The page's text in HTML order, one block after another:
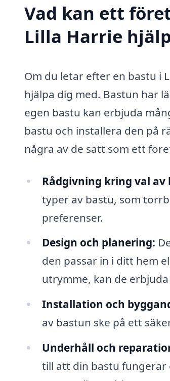
Vad kan ett
Lilla Harrie
Om du letar efter en bastu i
hjälpa dig med. Bastun har
egen bastu kan erbjuda
bastu och installera den på
några av de sätt som ett
Rådgivning kring val av
typer av bastu, som
preferenser.
Design och planering:
den passar in i ditt hem
utrymme, kan de
Installation och
av bastun ske på ett
Underhåll och
till att din bastu